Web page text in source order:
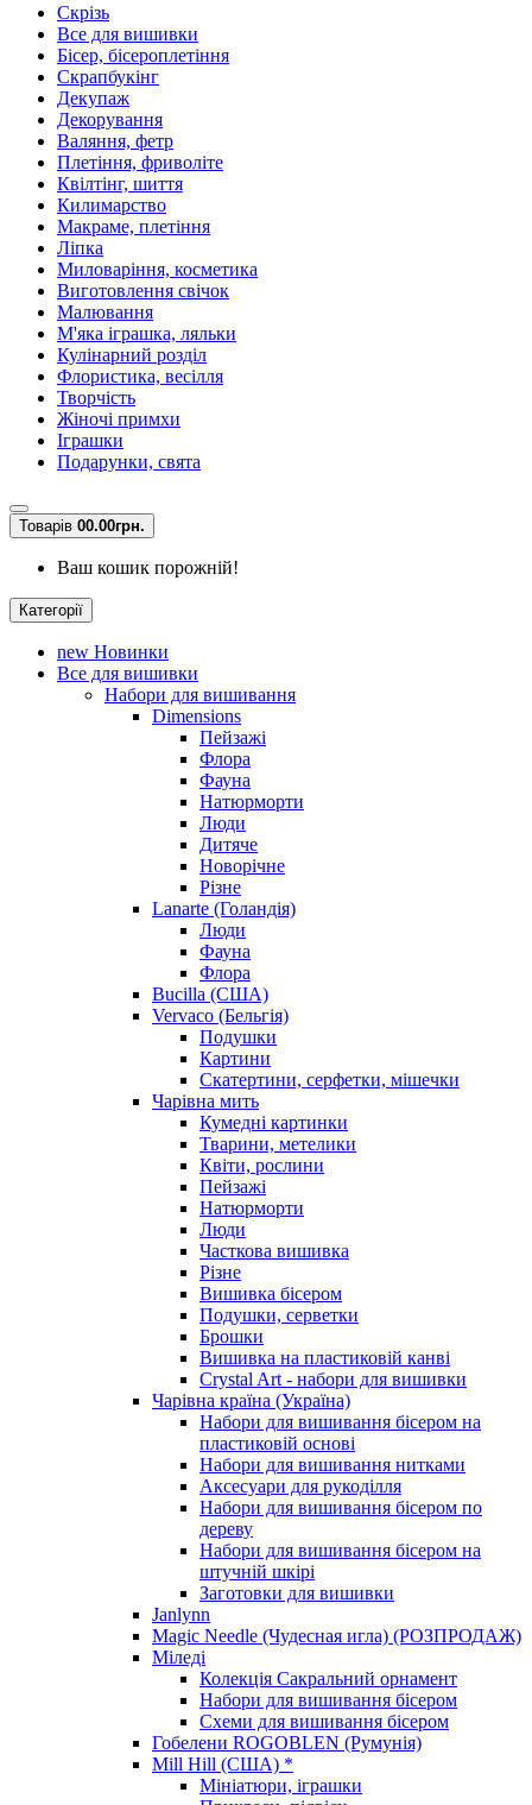
Скрізь
Все для вишивки
Бісер, бісероплетіння
Скрапбукінг
Декупаж
Декорування
Валяння, фетр
Плетіння, фриволіте
Квілтінг, шиття
Килимарство
Макраме, плетіння
Ліпка
Миловаріння, косметика
Виготовлення свічок
Малювання
М'яка іграшка, ляльки
Кулінарний розділ
Флористика, весілля
Творчість
Жіночі примхи
Іграшки
Подарунки, свята
Товарів 00.00грн.
Ваш кошик порожній!
Категорії
new Новинки
Все для вишивки
Набори для вишивання
Dimensions
Пейзажі
Флора
Фауна
Натюрморти
Люди
Дитяче
Новорічне
Різне
Lanarte (Голандія)
Люди
Фауна
Флора
Bucilla (США)
Vervaco (Бельгія)
Подушки
Картини
Скатертини, серфетки, мішечки
Чарiвна мить
Кумедні картинки
Тварини, метелики
Квіти, рослини
Пейзажі
Натюрморти
Люди
Часткова вишивка
Різне
Вишивка бісером
Подушки, серветки
Брошки
Вишивка на пластиковій канві
Crystal Art - набори для вишивки
Чарівна країна (Україна)
Набори для вишивання бісером на
пластиковій основі
Набори для вишивання нитками
Аксесуари для рукоділля
Набори для вишивання бісером по
дереву
Набори для вишивання бісером на
штучній шкірі
Заготовки для вишивки
Janlynn
Magic Needle (Чудесная игла) (РОЗПРОДАЖ)
Міледі
Колекція Сакральний орнамент
Набори для вишивання бісером
Схеми для вишивання бісером
Гобелени ROGOBLEN (Румунія)
Mill Hill (США) *
Мініатюри, іграшки